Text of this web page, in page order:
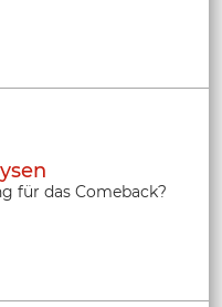
für das Comeback?